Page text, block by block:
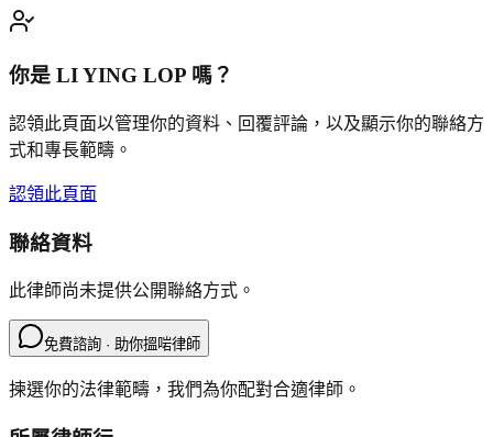
你是 LI YING LOP 嗎？
認領此頁面以管理你的資料、回覆評論，以及顯示你的聯絡方
式和專長範疇。
認領此頁面
聯絡資料
此律師尚未提供公開聯絡方式。
免費諮詢 · 助你搵啱律師
揀選你的法律範疇，我們為你配對合適律師。